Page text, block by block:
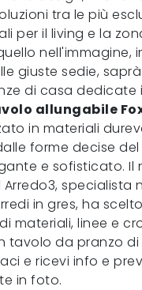
tra le più
per il living e la
nell'immagine,
giuste sedie,
di casa dedicate
allungabile
in materiali
forme decise
e sofisticato. Il
specialista
in gres, ha
materiali, linee e
tavolo da pranzo
e ricevi info e
in foto.